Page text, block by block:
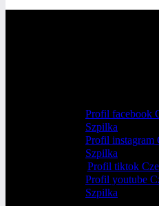
Profil facebook
Szpilka
Profil instagram
Szpilka
Profil tiktok
Profil youtube
Szpilka